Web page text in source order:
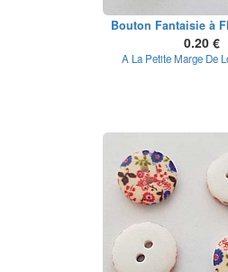
Bouton Fantaisie à
0.20 €
A La Petite Marge De